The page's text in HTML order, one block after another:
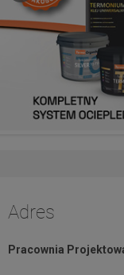
Adres
Pracownia